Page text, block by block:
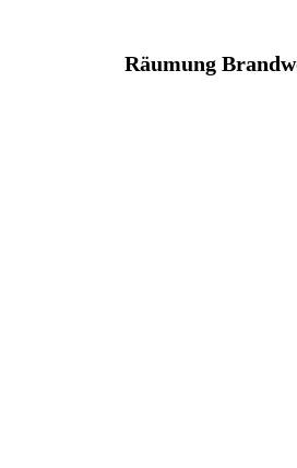
Räumung